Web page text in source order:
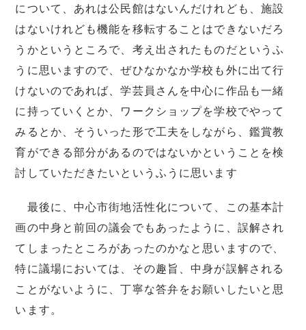
について、あれは公民館はないんだけれども、施設
はないけれども機能を移転することはできないだろ
うかというところで、考え出されたものだというふ
うに思いますので、ぜひなかなか学校も外に出て行
けないのであれば、学芸員さんを中心に作品も一緒
に持っていくとか、ワークショップを学校でやって
みるとか、そういった形で工夫をしながら、鑑賞教
育ができる部分があるのではないかということを検
討していただきたいというふうに思います
最後に、中心市街地活性化について、この基本計
画の中身と前回の議会でもあったように、誤解され
てしまったところがあったのかなと思いますので、
特に議場においては、その趣旨、中身が誤解される
ことがないように、丁寧な答弁をお願いしたいと思
います。